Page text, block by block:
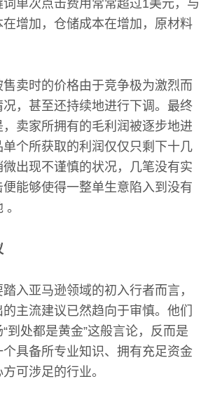
单次点击费用常常超过1美元，与
增加，仓储成本在增加，原材料
卖时的价格由于竞争极为激烈而
，甚至还持续地进行下调。最终
卖家所拥有的毛利润被逐步地进
个所获取的利润仅仅只剩下十几
出现不谨慎的状况，几笔没有实
便能够使得一整单生意陷入到没有
入亚马逊领域的初入行者而言，
主流建议已然趋向于审慎。他们
到处都是黄金”这般言论，反而是
具备所专业知识、拥有充足资金
可涉足的行业。